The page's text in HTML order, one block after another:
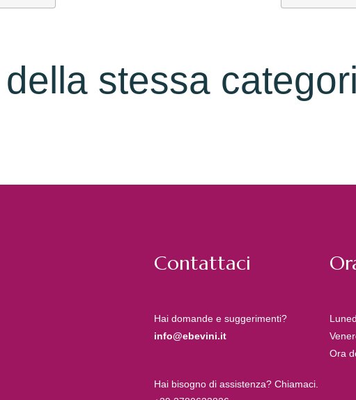
stessa
Contattaci
Hai domande e suggerimenti?
info@ebevini.it
Hai bisogno di assistenza? Chiamaci.
Ora